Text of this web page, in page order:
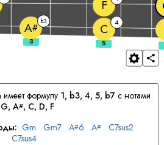
A#
b3 C 4
F
формулу 1, b3, 4, 5, b7 с нотами
G, A#, C, D, F
Gm Gm7 A#6 A# C7sus2
C7sus4